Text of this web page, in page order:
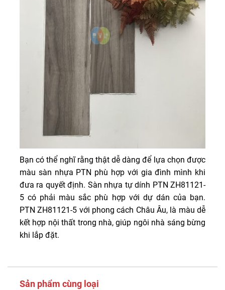
Bạn có thể nghĩ rằng thật dễ dàng để lựa chọn được
màu sàn nhựa PTN phù hợp với gia đình mình khi
đưa ra quyết định. Sàn nhựa tự dính PTN ZH81121-
5 có phải màu sắc phù hợp với dự dán của bạn.
PTN ZH81121-5 với phong cách Châu Âu, là màu dễ
kết hợp nội thất trong nhà, giúp ngôi nhà sáng bừng
khi lắp đặt.
Sản phẩm cùng loại